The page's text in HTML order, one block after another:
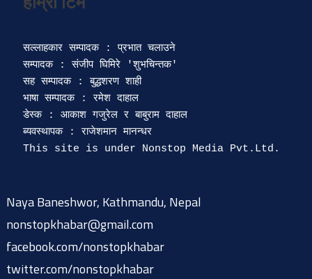
सल्लाहकार सम्पादक : प्रभात चलाउने
सम्पादक : संजीप घिमिरे 'शुभचिन्तक'
सह सम्पादक : बुद्धशरण शाही
भाषा सम्पादक : रमेश दाहाल
डेस्क : आकाश गजुरेल र बाबुराम दाहाल
ब्यवस्थापक : राजेशमान मानन्धर
Naya Baneshwor, Kathmandu, Nepal
nonstopkhabar@gmail.com
facebook.com/nonstopkhabar
twitter.com/nonstopkhabar